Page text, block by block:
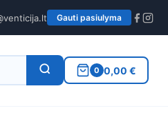
Gauti pasiulyma
0 0,00 €